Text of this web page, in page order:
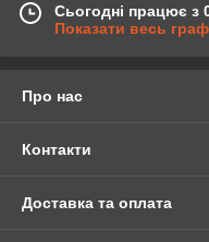
Сьогодні працює з
Показати весь
Про нас
Контакти
Доставка та оплата